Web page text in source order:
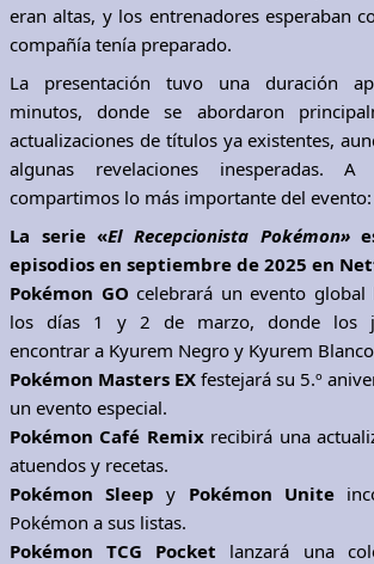
eran altas, y los entrenadores esperaban
compañía tenía preparado.
La presentación tuvo una duración
minutos, donde se abordaron
actualizaciones de títulos ya existentes,
algunas revelaciones inesperadas.
compartimos lo más importante del evento:
La serie «El Recepcionista Pokémon»
episodios en septiembre de 2025 en
Pokémon GO celebrará un evento global
los días 1 y 2 de marzo, donde los
encontrar a Kyurem Negro y Kyurem
Pokémon Masters EX festejará su 5.º
un evento especial.
Pokémon Café Remixrecibirá una
atuendos y recetas.
Pokémon Sleep y Pokémon Unite
Pokémon a sus listas.
Pokémon TCG Pocket lanzará una